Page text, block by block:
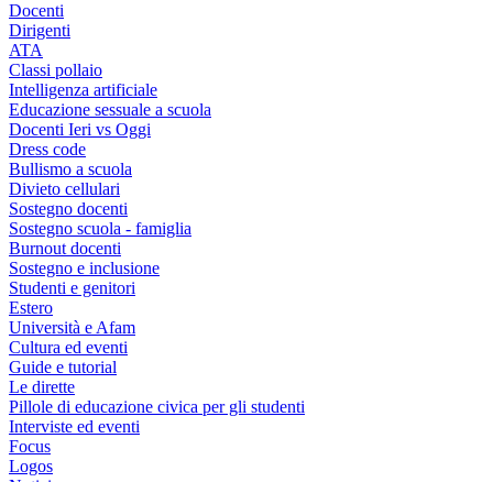
Docenti
Dirigenti
ATA
Classi pollaio
Intelligenza artificiale
Educazione sessuale a scuola
Docenti Ieri vs Oggi
Dress code
Bullismo a scuola
Divieto cellulari
Sostegno docenti
Sostegno scuola - famiglia
Burnout docenti
Sostegno e inclusione
Studenti e genitori
Estero
Università e Afam
Cultura ed eventi
Guide e tutorial
Le dirette
Pillole di educazione civica per gli studenti
Interviste ed eventi
Focus
Logos